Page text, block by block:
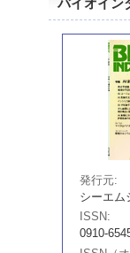
バイオイン
発行元
シーエム
ISSN
0910-